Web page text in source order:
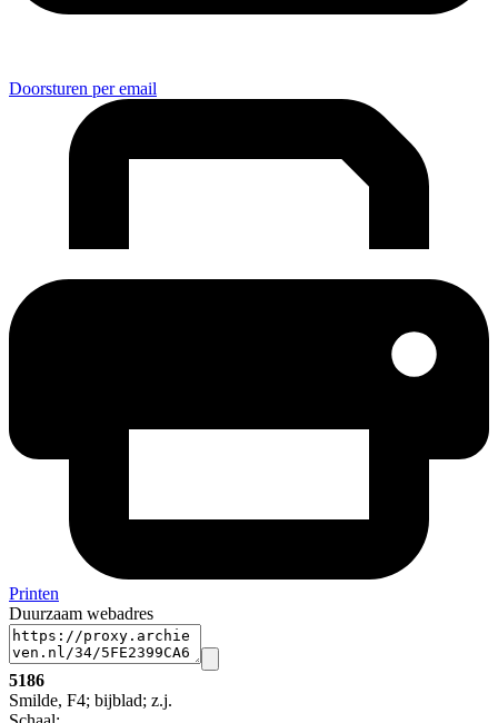
Doorsturen per email
Printen
Duurzaam webadres
5186
Smilde, F4; bijblad; z.j.